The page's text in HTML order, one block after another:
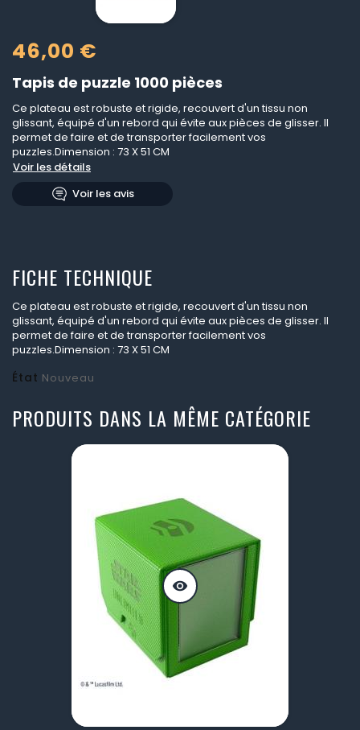
46,00 €
Tapis de puzzle 1000 pièces
Ce plateau est robuste et rigide, recouvert d'un tissu non
glissant, équipé d'un rebord qui évite aux pièces de glisser. Il
permet de faire et de transporter facilement vos
puzzles.Dimension : 73 X 51 CM
Voir les détails
Voir les avis
FICHE TECHNIQUE
Ce plateau est robuste et rigide, recouvert d'un tissu non
glissant, équipé d'un rebord qui évite aux pièces de glisser. Il
permet de faire et de transporter facilement vos
puzzles.Dimension : 73 X 51 CM
État Nouveau
PRODUITS DANS LA MÊME CATÉGORIE
visibility